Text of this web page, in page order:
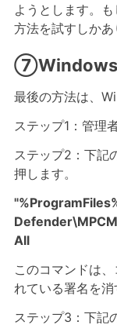
ようとします。
方法を試すしかあ
⑦Windows
最後の方法は、
ステップ1：管理
ステップ2：下記
押します。
All
このコマンドは
れている署名を消
ステップ3：下記